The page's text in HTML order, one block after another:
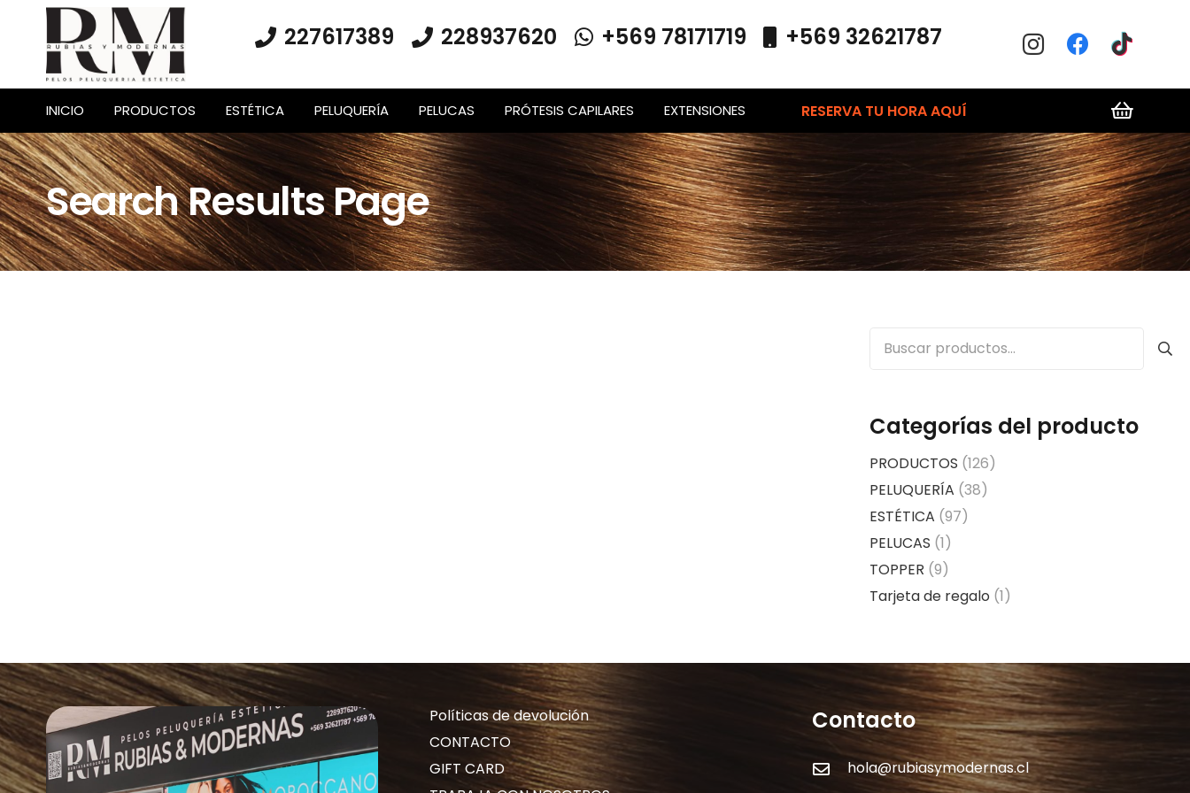
227617389 228937620 +569 78171719 +569 32621787
INICIO PRODUCTOS ESTÉTICA PELUQUERÍA PELUCAS PRÓTESIS CAPILARES EXTENSIONES RESERVA TU HORA AQUÍ
Search Results Page
Buscar
Categorías del producto
PRODUCTOS (126)
PELUQUERÍA (38)
ESTÉTICA (97)
PELUCAS (1)
TOPPER (9)
Tarjeta de regalo (1)
Políticas de devolución
CONTACTO
GIFT CARD
Contacto
hola@rubiasymodernas.cl